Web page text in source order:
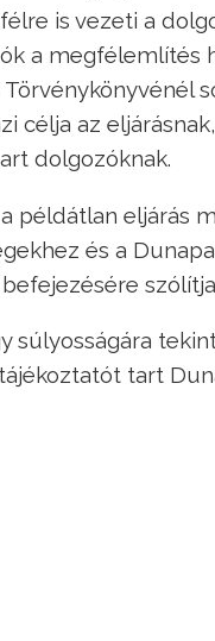
is vezeti a
a megfélemlítés
célja az
dolgozóknak.
példátlan eljárás
és a
súlyosságára
tart